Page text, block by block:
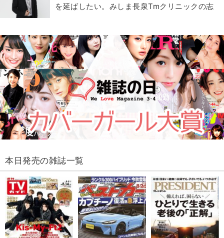
を延ばしたい。みしま長泉Tmクリニックの志
本日発売の雑誌一覧